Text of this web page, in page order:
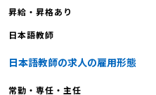
昇給・昇格あり
日本語教師
日本語教師の求人の雇用形態
常勤・専任・主任